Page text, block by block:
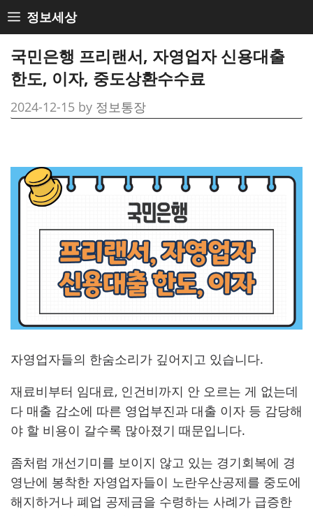
Skip
to
정보세상
국민은행 프리랜서, 자영업자 신용대출
한도, 이자, 중도상환수수료
2024-12-15 by 정보통장
자영업자들의 한숨소리가 깊어지고 있습니다.
재료비부터 임대료, 인건비까지 안 오르는 게 없는데
다 매출 감소에 따른 영업부진과 대출 이자 등 감당해
야 할 비용이 갈수록 많아졌기 때문입니다.
좀처럼 개선기미를 보이지 않고 있는 경기회복에 경
영난에 봉착한 자영업자들이 노란우산공제를 중도에
해지하거나 폐업 공제금을 수령하는 사례가 급증한